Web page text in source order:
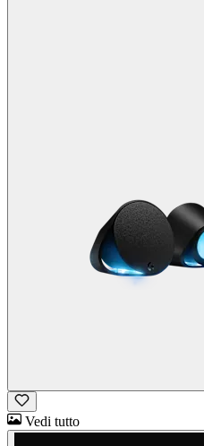
Vedi tutto